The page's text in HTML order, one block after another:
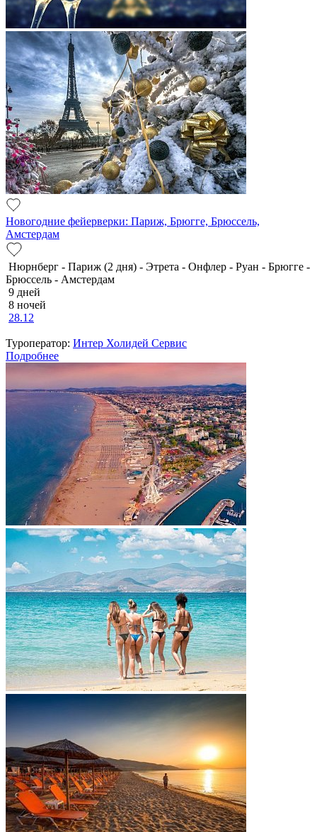
Новогодние фейерверки: Париж, Брюгге, Брюссель,
Амстердам
Нюрнберг - Париж (2 дня) - Этрета - Онфлер - Руан - Брюгге -
Брюссель - Амстердам
9 дней
8 ночей
28.12
Туроператор: Интер Холидей Сервис
Подробнее